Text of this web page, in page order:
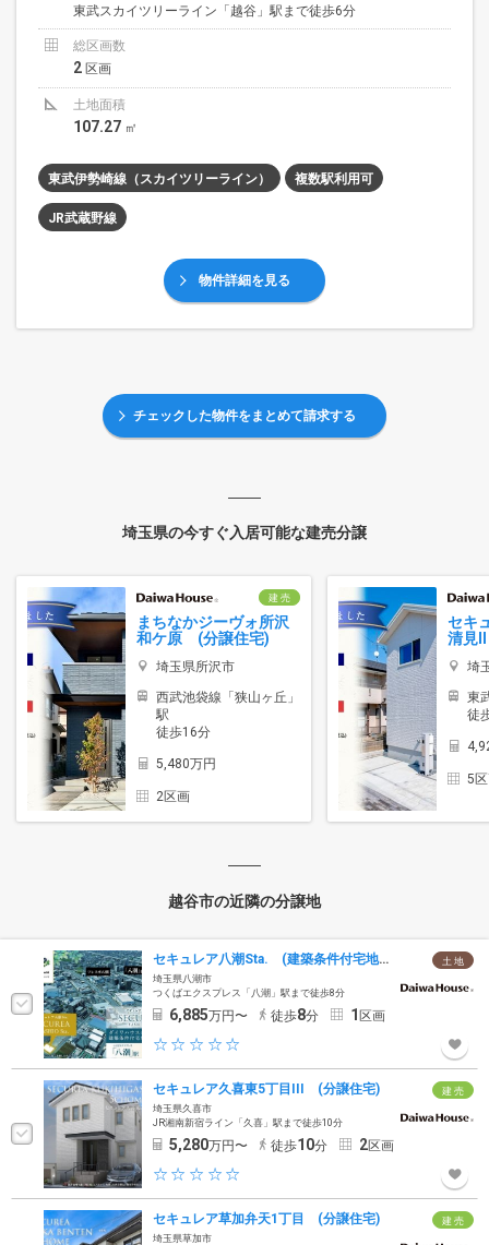
東武スカイツリーライン「越谷」駅まで徒歩6分
総区画数
2 区画
土地面積
107.27 ㎡
東武伊勢崎線（スカイツリーライン） 複数駅利用可
JR武蔵野線
物件詳細を見る
チェックした物件をまとめて請求する
埼玉県の今すぐ入居可能な建売分譲
建 売
まちなかジーヴォ所沢
和ケ原 (分譲住宅)
埼玉県所沢市
西武池袋線「狭山ヶ丘」
駅
徒歩16分
5,480万円
2区画
セキ
清見
埼
東
徒
5
越谷市の近隣の分譲地
土 地
セキュレア八潮Sta. (建築条件付宅地分譲)
埼玉県八潮市
つくばエクスプレス「八潮」駅まで徒歩8分
6,885万円〜 徒歩8分 1 区画
建 売
セキュレア久喜東5丁目III (分譲住宅)
埼玉県久喜市
JR湘南新宿ライン「久喜」駅まで徒歩10分
5,280万円〜 徒歩10分 2区画
建 売
セキュレア草加弁天1丁目 (分譲住宅)
埼玉県草加市